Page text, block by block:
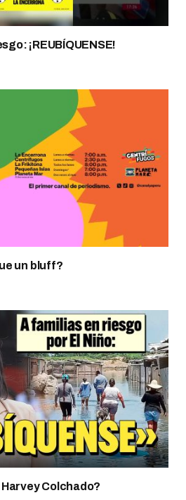
¡REUBÍQUENSE!
un bluff?
Colchado?